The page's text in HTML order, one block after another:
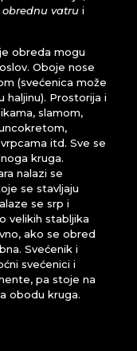
vatru i
obreda mogu
Oboje nose
(svećenica može
haljinu). Prostorija i
slamom,
itd. Sve se
kruga.
nalazi se
se stavljaju
se srp i
velikih stabljika
ako se obred
Svećenik i
svećenici i
pa stoje na
obodu kruga.